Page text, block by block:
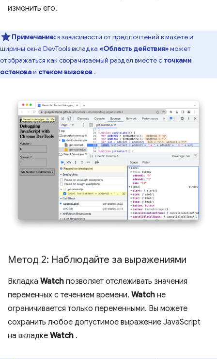
изменить его.
Примечание:в зависимости отпредпочтений в макетеи
ширины окна DevTools вкладка «Область действия»может
отображаться как сворачиваемый раздел вместе сточками
остановаи стеком вызовов .
Метод 2: Наблюдайте за выражениями
Вкладка Watch позволяет отслеживать значения
переменных с течением времени. Watch не
ограничивается только переменными. Вы можете
сохранить любое допустимое выражение JavaScript
на вкладке Watch .